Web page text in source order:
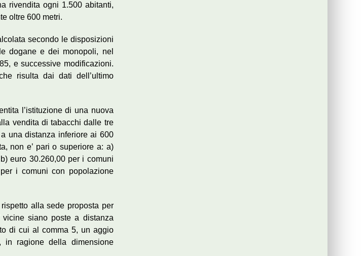
rivendita ogni 1.500 abitanti,
oltre 600 metri.
secondo le disposizioni
dogane e dei monopoli, nel
e successive modificazioni.
risulta dai dati dell’ultimo
l’istituzione di una nuova
vendita di tabacchi dalle tre
una distanza inferiore ai 600
non e’ pari o superiore a: a)
euro 30.260,00 per i comuni
i comuni con popolazione
alla sede proposta per
vicine siano poste a distanza
di cui al comma 5, un aggio
ragione della dimensione